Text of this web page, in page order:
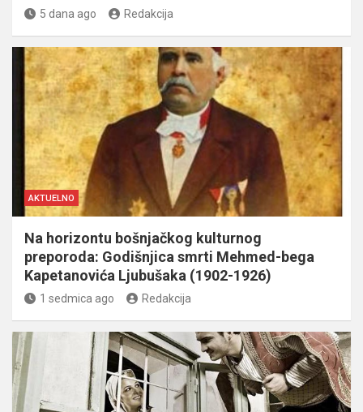
5 dana ago Redakcija
AKTUELNO
Na horizontu bošnjačkog kulturnog
preporoda: Godišnjica smrti Mehmed-bega
Kapetanovića Ljubušaka (1902-1926)
1 sedmica ago Redakcija